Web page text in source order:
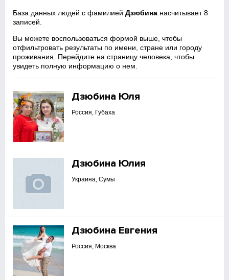
База данных людей с фамилиейДзюбина насчитывает 8
записей.
Вы можете воспользоваться формой выше, чтобы
отфильтровать результаты по имени, стране или городу
проживания. Перейдите на страницу человека, чтобы
увидеть полную информацию о нем.
Дзюбина Юля
Россия, Губаха
Дзюбина Юлия
Украина, Сумы
Дзюбина Евгения
Россия, Москва